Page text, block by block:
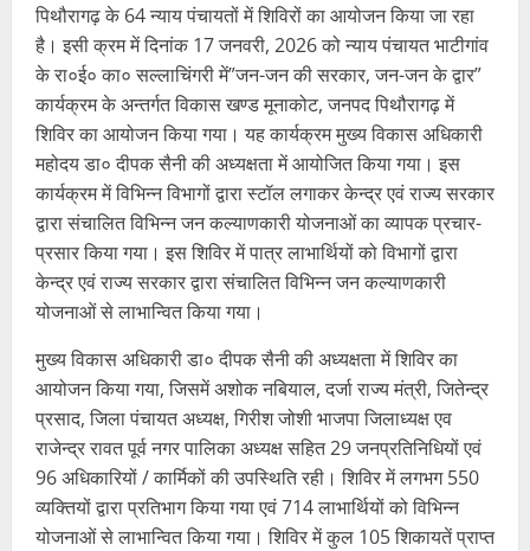
पिथौरागढ़ के 64 न्याय पंचायतों में शिविरों का आयोजन किया जा रहा
है। इसी क्रम में दिनांक 17 जनवरी, 2026 को न्याय पंचायत भाटीगांव
के रा०ई० का० सल्लाचिंगरी में”जन-जन की सरकार, जन-जन के द्वार”
कार्यक्रम के अन्तर्गत विकास खण्ड मूनाकोट, जनपद पिथौरागढ़ में
शिविर का आयोजन किया गया। यह कार्यक्रम मुख्य विकास अधिकारी
महोदय डा० दीपक सैनी की अध्यक्षता में आयोजित किया गया। इस
कार्यक्रम में विभिन्न विभागों द्वारा स्टॉल लगाकर केन्द्र एवं राज्य सरकार
द्वारा संचालित विभिन्न जन कल्याणकारी योजनाओं का व्यापक प्रचार-
प्रसार किया गया। इस शिविर में पात्र लाभार्थियों को विभागों द्वारा
केन्द्र एवं राज्य सरकार द्वारा संचालित विभिन्न जन कल्याणकारी
योजनाओं से लाभान्वित किया गया।
मुख्य विकास अधिकारी डा० दीपक सैनी की अध्यक्षता में शिविर का
आयोजन किया गया, जिसमें अशोक नबियाल, दर्जा राज्य मंत्री, जितेन्द्र
प्रसाद, जिला पंचायत अध्यक्ष, गिरीश जोशी भाजपा जिलाध्यक्ष एव
राजेन्द्र रावत पूर्व नगर पालिका अध्यक्ष सहित 29 जनप्रतिनिधियों एवं
96 अधिकारियों / कार्मिकों की उपस्थिति रही। शिविर में लगभग 550
व्यक्तियों द्वारा प्रतिभाग किया गया एवं 714 लाभार्थियों को विभिन्न
योजनाओं से लाभान्वित किया गया। शिविर में कुल 105 शिकायतें प्राप्त